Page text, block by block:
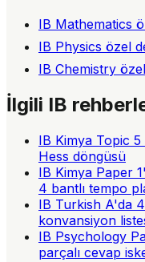
IB Mathematics
IB Physics özel
IB Chemistry
İlgili IB
IB Kimya Topic
Hess döngüsü
IB Kimya Paper
4 bantlı tempo
IB Turkish A'da
konvansiyon
IB Psychology
parçalı cevap